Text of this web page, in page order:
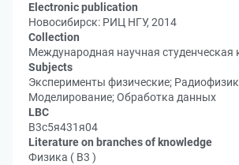
Electronic publication
Новосибирск: РИЦ НГУ, 2014
Collection
Международная научная студенческая
Subjects
Эксперименты физические;
Моделирование; Обработка данных
LBC
В3с5я431я04
Literature on branches of knowledge
Физика ( В3 )